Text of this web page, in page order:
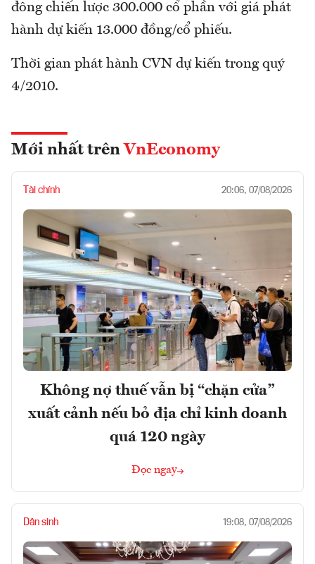
đông chiến lược 300.000 cổ phần với giá phát
hành dự kiến 13.000 đồng/cổ phiếu.
Thời gian phát hành CVN dự kiến trong quý
4/2010.
Mới nhất trên VnEconomy
Tài chính 20:06, 07/08/2026
Không nợ thuế vẫn bị “chặn cửa”
xuất cảnh nếu bỏ địa chỉ kinh doanh
quá 120 ngày
Đọc ngay
Dân sinh 19:08, 07/08/2026